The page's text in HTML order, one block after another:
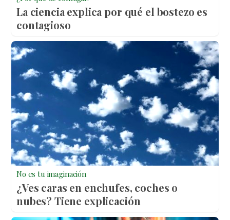
La ciencia explica por qué el bostezo es
contagioso
No es tu imaginación
¿Ves caras en enchufes, coches o
nubes? Tiene explicación